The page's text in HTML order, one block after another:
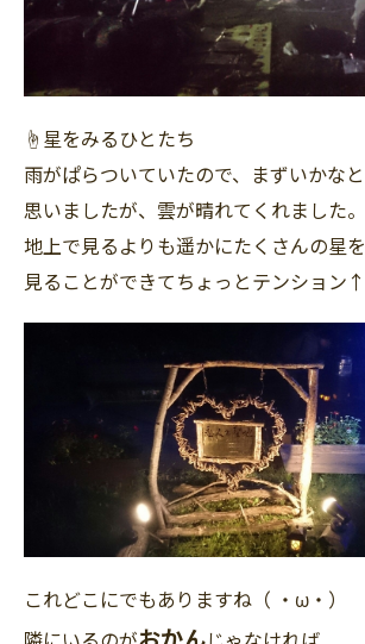
☝星をみるひとたち
雨がぱらついていたので、まずいかなと
思いましたが、雲が晴れてくれました。
地上で見るよりも遥かにたくさんの星を
見ることができてちょっとテンション↑
これどこにでもありますね（ ・ω・）